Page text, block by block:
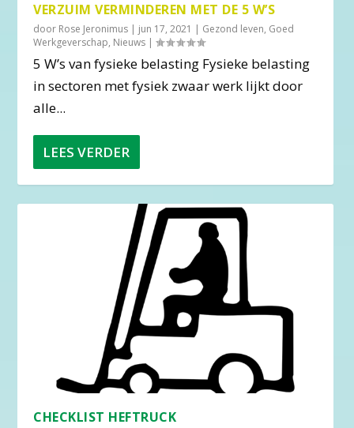
VERZUIM VERMINDEREN MET DE 5 W’S
door Rose Jeronimus | jun 17, 2021 | Gezond leven, Goed
Werkgeverschap, Nieuws |
5 W’s van fysieke belasting Fysieke belasting
in sectoren met fysiek zwaar werk lijkt door
alle...
LEES VERDER
CHECKLIST HEFTRUCK